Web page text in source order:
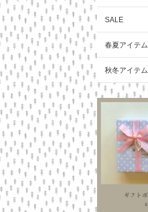
SALE
春夏アイテム
秋冬アイテム